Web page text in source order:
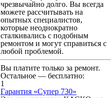
чрезвычайно долго. Вы всегда
можете рассчитывать на
опытных специалистов,
которые неоднократно
сталкивались с подобным
ремонтом и могут справиться с
любой проблемой.
Вы платите только за ремонт.
Остальное — бесплатно:
1
Гарантия «Супер 730»